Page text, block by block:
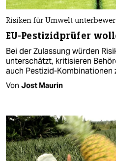
Risiken für Umwelt
EU-Pestizidprüfer
Bei der Zulassung würden
unterschätzt, kritisieren
auch Pestizid-Kombinationen
Von Jost Maurin